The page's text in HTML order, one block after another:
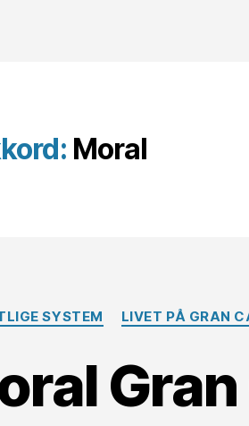
Moral
Kategorier
SYSTEM LIVET PÅ GRAN
Gran